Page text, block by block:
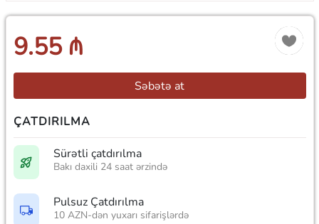
9.55 ₼
Səbətə at
ÇATDIRILMA
Sürətli çatdırılma
Bakı daxili 24 saat ərzində
Pulsuz Çatdırılma
10 AZN-dən yuxarı sifarişlərdə